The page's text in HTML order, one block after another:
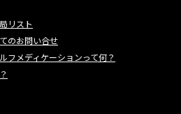
リスト
のお問い合せ
フメディケーションって何？